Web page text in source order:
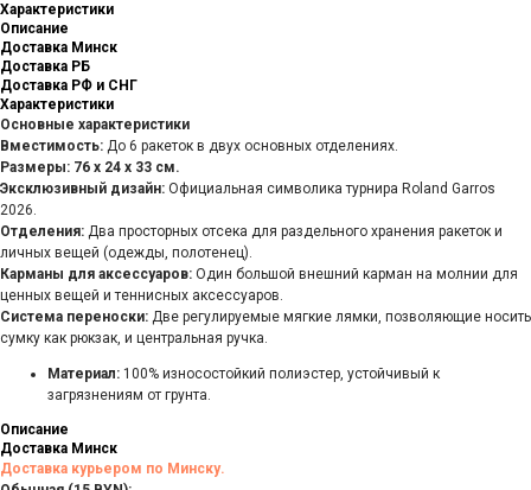
Характеристики
Описание
Доставка Минск
Доставка РБ
Доставка РФ и СНГ
Характеристики
Основные характеристики
Вместимость: До 6 ракеток в двух основных отделениях.
Размеры: 76 x 24 x 33 см.
Эксклюзивный дизайн: Официальная символика турнира Roland Garros
2026.
Отделения: Два просторных отсека для раздельного хранения ракеток и
личных вещей (одежды, полотенец).
Карманы для аксессуаров: Один большой внешний карман на молнии для
ценных вещей и теннисных аксессуаров.
Система переноски: Две регулируемые мягкие лямки, позволяющие носить
сумку как рюкзак, и центральная ручка.
Материал: 100% износостойкий полиэстер, устойчивый к
загрязнениям от грунта.
Описание
Доставка Минск
Доставка курьером по Минску.